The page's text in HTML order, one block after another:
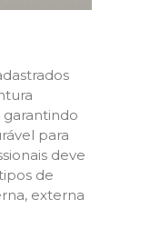
garantindo
para
deve
de
externa